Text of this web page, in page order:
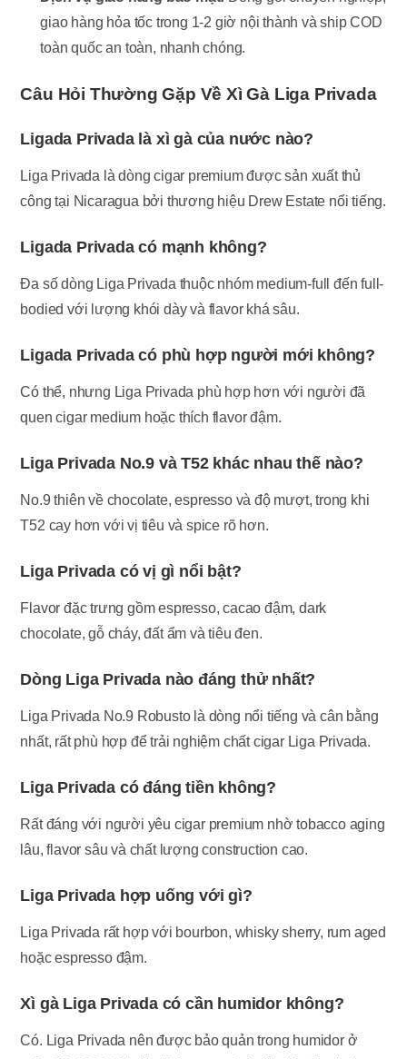
giao hàng hỏa tốc trong 1-2 giờ nội thành và ship COD
toàn quốc an toàn, nhanh chóng.
Câu Hỏi Thường Gặp Về Xì Gà Liga Privada
Ligada Privada là xì gà của nước nào?
Liga Privada là dòng cigar premium được sản xuất thủ
công tại Nicaragua bởi thương hiệu Drew Estate nổi tiếng.
Ligada Privada có mạnh không?
Đa số dòng Liga Privada thuộc nhóm medium-full đến full-
bodied với lượng khói dày và flavor khá sâu.
Ligada Privada có phù hợp người mới không?
Có thể, nhưng Liga Privada phù hợp hơn với người đã
quen cigar medium hoặc thích flavor đậm.
Liga Privada No.9 và T52 khác nhau thế nào?
No.9 thiên về chocolate, espresso và độ mượt, trong khi
T52 cay hơn với vị tiêu và spice rõ hơn.
Liga Privada có vị gì nổi bật?
Flavor đặc trưng gồm espresso, cacao đậm, dark
chocolate, gỗ cháy, đất ẩm và tiêu đen.
Dòng Liga Privada nào đáng thử nhất?
Liga Privada No.9 Robusto là dòng nổi tiếng và cân bằng
nhất, rất phù hợp để trải nghiệm chất cigar Liga Privada.
Liga Privada có đáng tiền không?
Rất đáng với người yêu cigar premium nhờ tobacco aging
lâu, flavor sâu và chất lượng construction cao.
Liga Privada hợp uống với gì?
Liga Privada rất hợp với bourbon, whisky sherry, rum aged
hoặc espresso đậm.
Xì gà Liga Privada có cần humidor không?
Có. Liga Privada nên được bảo quản trong humidor ở